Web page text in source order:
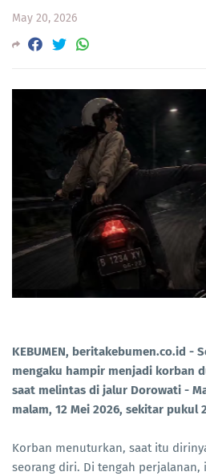
May 20, 2026
KEBUMEN, beritakebumen.co.id -
mengaku hampir menjadi korban
saat melintas di jalur Dorowati -
malam, 12 Mei 2026, sekitar pukul
Korban menuturkan, saat itu
seorang diri. Di tengah